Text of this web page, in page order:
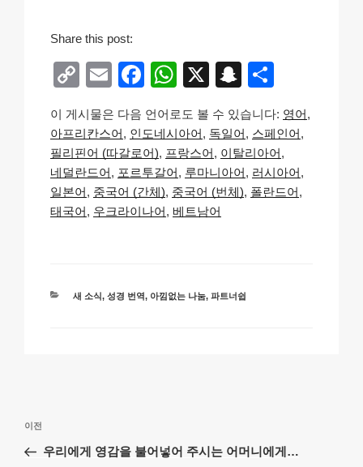
Share this post:
C
p
y
Li
n
E
ail
F
c
e
b
o
W
at
s
A
p
X
S
a
p
c
h
ar
e
이 게시물은 다음 언어로도 볼 수 있습니다: 영어
아프리칸스어
인도네시아어 독일어
스페인어
필리핀어 (따갈로어)
프랑스어
이탈리아어
네덜란드어
포르투갈어 루마니아어
러시아어
일본어
중국어 (간체) 중국어 (번체) 폴란드어
태국어
우크라이나어 베트남어
카
새 소식, 성경 번역, 아낌없는 나눔, 파트너쉽
색
이
전
이전
우리에게 영감을 불어넣어 주시는 어머니에게…